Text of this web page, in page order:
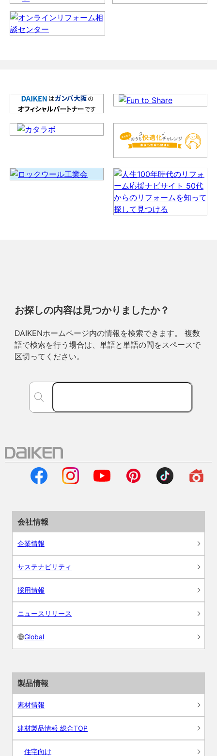
お探しの内容は見つかりましたか？
DAIKENホームページ内の情報を検索できます。 複数
語で検索を行う場合は、単語と単語の間をスペースで
区切ってください。
会社情報
企業情報
サステナビリティ
採用情報
ニュースリリース
Global
製品情報
素材情報
建材製品情報 総合TOP
住宅向け